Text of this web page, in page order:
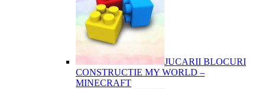
JUCARII BLOCURI
CONSTRUCTIE MY WORLD –
MINECRAFT